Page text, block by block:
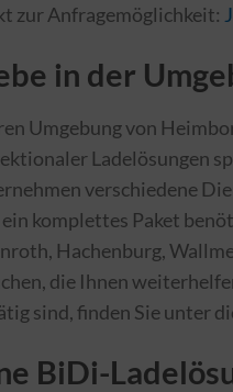
zur Anfragemöglichkeit:
in der
Umgebung von
Ladelösungen
verschiedene
komplettes Paket
Hachenburg,
die Ihnen
sind, finden Sie unter
BiDi-